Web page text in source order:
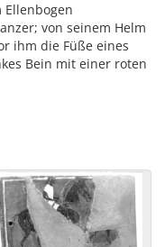
von seinem Helm
ihm die Füße eines
Bein mit einer roten